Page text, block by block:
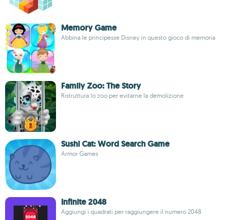
Memory Game
Abbina le principesse Disney in questo gioco di memoria
Family Zoo: The Story
Ristruttura lo zoo per evitarne la demolizione
Sushi Cat: Word Search Game
Armor Games
Infinite 2048
Aggiungi i quadrati per raggiungere il numero 2048